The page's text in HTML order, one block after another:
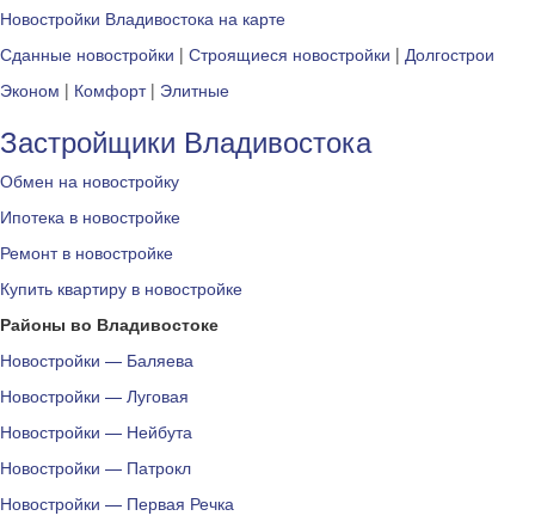
Новостройки Владивостока на карте
Сданные новостройки | Строящиеся новостройки | Долгострои
Эконом | Комфорт| Элитные
Застройщики Владивостока
Обмен на новостройку
Ипотека в новостройке
Ремонт в новостройке
Купить квартиру в новостройке
Районы во Владивостоке
Новостройки — Баляева
Новостройки — Луговая
Новостройки — Нейбута
Новостройки — Патрокл
Новостройки — Первая Речка